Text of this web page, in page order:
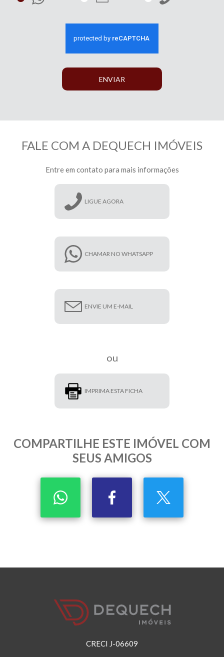
ENVIAR
FALE COM A DEQUECH IMÓVEIS
Entre em contato para mais informações
LIGUE AGORA
CHAMAR NO WHATSAPP
ENVIE UM E-MAIL
ou
IMPRIMA ESTA FICHA
COMPARTILHE ESTE IMÓVEL COM
SEUS AMIGOS
CRECI J-06609